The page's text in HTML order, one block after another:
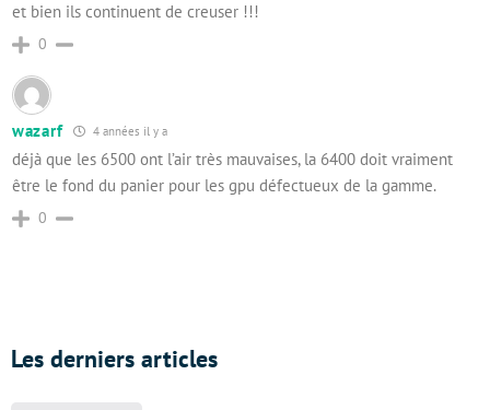
et bien ils continuent de creuser !!!
0
wazarf 4 années il y a
déjà que les 6500 ont l’air très mauvaises, la 6400 doit vraiment
être le fond du panier pour les gpu défectueux de la gamme.
0
Les derniers articles